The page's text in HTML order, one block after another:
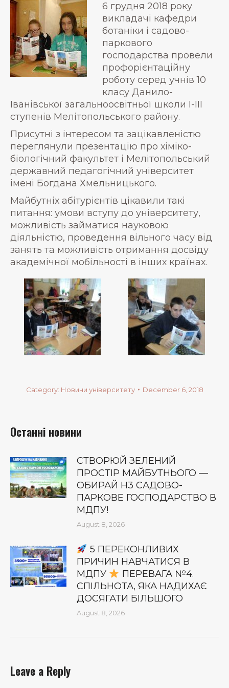
6 грудня 2018 року
викладачі кафедри
ботаніки і садово-
паркового
господарства провели
профорієнтаційну
роботу серед учнів 10
класу Данило-
Іванівської загальноосвітньої школи І-ІІІ
ступенів Мелітопольського району.
Присутні з інтересом та зацікавленістю
переглянули презентацію про хіміко-
біологічний факультет і Мелітопольський
державний педагогічний університет
імені Богдана Хмельницького.
Майбутніх абітурієнтів цікавили такі
питання: умови вступу до університету,
можливість займатися науковою
діяльністю, проведення вільного часу від
занять та можливість отримання досвіду
академічної мобільності в інших країнах.
Category: Новини університету December 6, 2018
Останні новини
СТВОРЮЙ ЗЕЛЕНИЙ
ПРОСТІР МАЙБУТНЬОГО —
ОБИРАЙ Н3 САДОВО-
ПАРКОВЕ ГОСПОДАРСТВО В
МДПУ!
August 8, 2026
5 ПЕРЕКОНЛИВИХ
ПРИЧИН НАВЧАТИСЯ В
МДПУ
ПЕРЕВАГА №4.
СПІЛЬНОТА, ЯКА НАДИХАЄ
ДОСЯГАТИ БІЛЬШОГО
August 8, 2026
Leave a Reply